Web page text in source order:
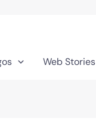
Web Stories